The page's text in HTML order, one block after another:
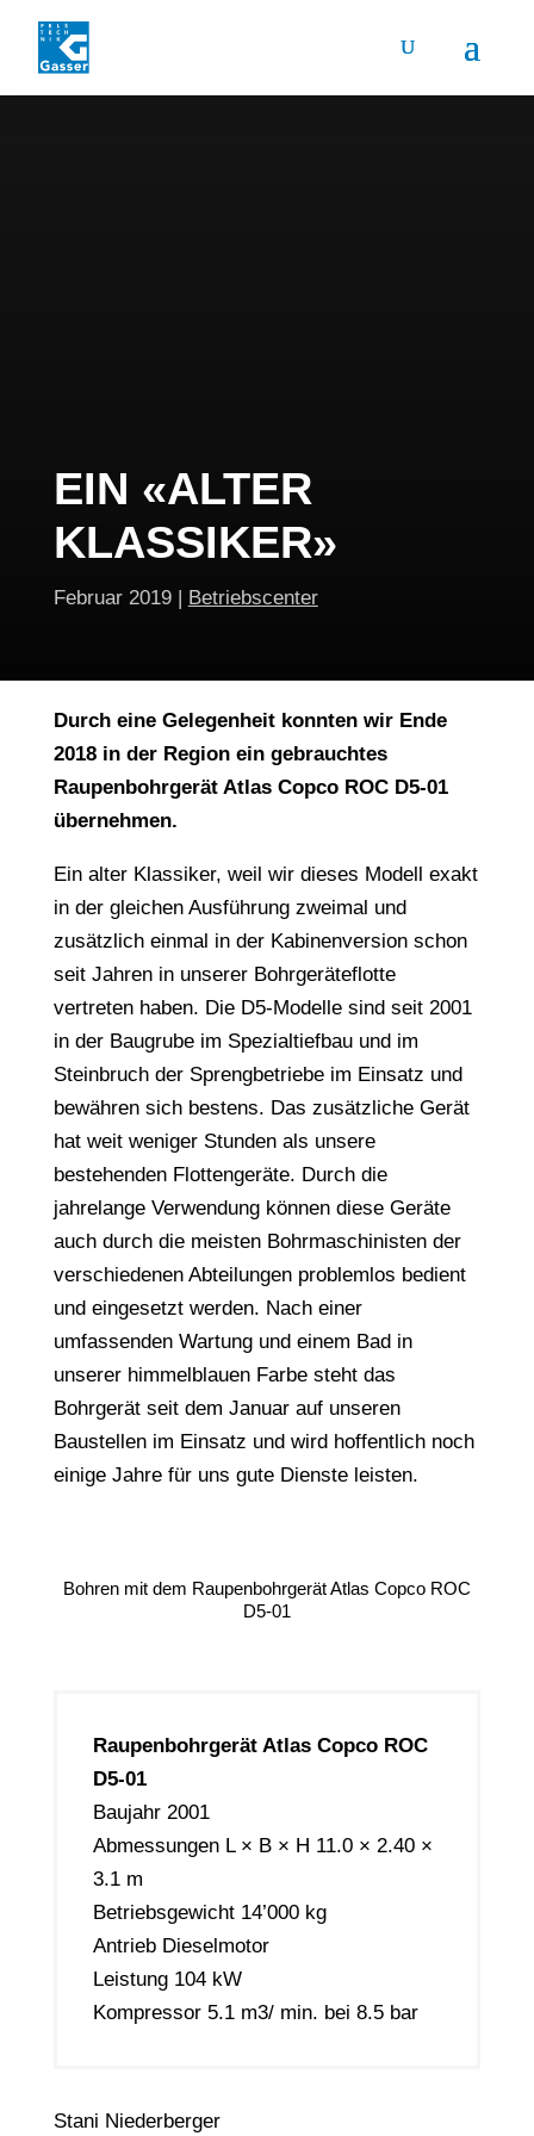
EIN «ALTER
KLASSIKER»
Februar 2019| Betriebscenter
Durch eine Gelegenheit konnten wir Ende
2018 in der Region ein gebrauchtes
Raupenbohrgerät Atlas Copco ROC D5-01
übernehmen.
Ein alter Klassiker, weil wir dieses Modell exakt
in der gleichen Ausführung zweimal und
zusätzlich einmal in der Kabinenversion schon
seit Jahren in unserer Bohrgeräteflotte
vertreten haben. Die D5-Modelle sind seit 2001
in der Baugrube im Spezialtiefbau und im
Steinbruch der Sprengbetriebe im Einsatz und
bewähren sich bestens. Das zusätzliche Gerät
hat weit weniger Stunden als unsere
bestehenden Flottengeräte. Durch die
jahrelange Verwendung können diese Geräte
auch durch die meisten Bohrmaschinisten der
verschiedenen Abteilungen problemlos bedient
und eingesetzt werden. Nach einer
umfassenden Wartung und einem Bad in
unserer himmelblauen Farbe steht das
Bohrgerät seit dem Januar auf unseren
Baustellen im Einsatz und wird hoffentlich noch
einige Jahre für uns gute Dienste leisten.
Bohren mit dem Raupenbohrgerät Atlas Copco ROC
D5-01
Raupenbohrgerät Atlas Copco ROC
D5-01
Baujahr 2001
Abmessungen L × B × H 11.0 × 2.40 ×
3.1 m
Betriebsgewicht 14’000 kg
Antrieb Dieselmotor
Leistung 104 kW
Kompressor 5.1 m3/ min. bei 8.5 bar
Stani Niederberger